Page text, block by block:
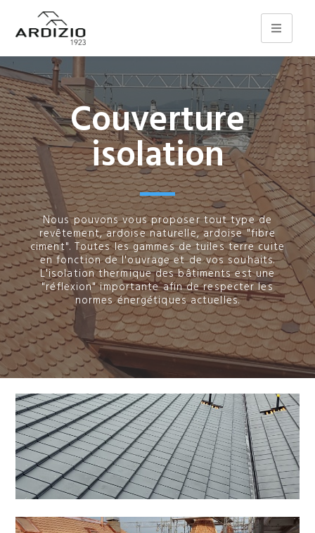
Couverture
isolation
Nous pouvons vous proposer tout type de
revêtement, ardoise naturelle, ardoise "fibre
ciment". Toutes les gammes de tuiles terre cuite
en fonction de l'ouvrage et de vos souhaits.
L'isolation thermique des bâtiments est une
"réflexion" importante afin de respecter les
normes énergétiques actuelles.